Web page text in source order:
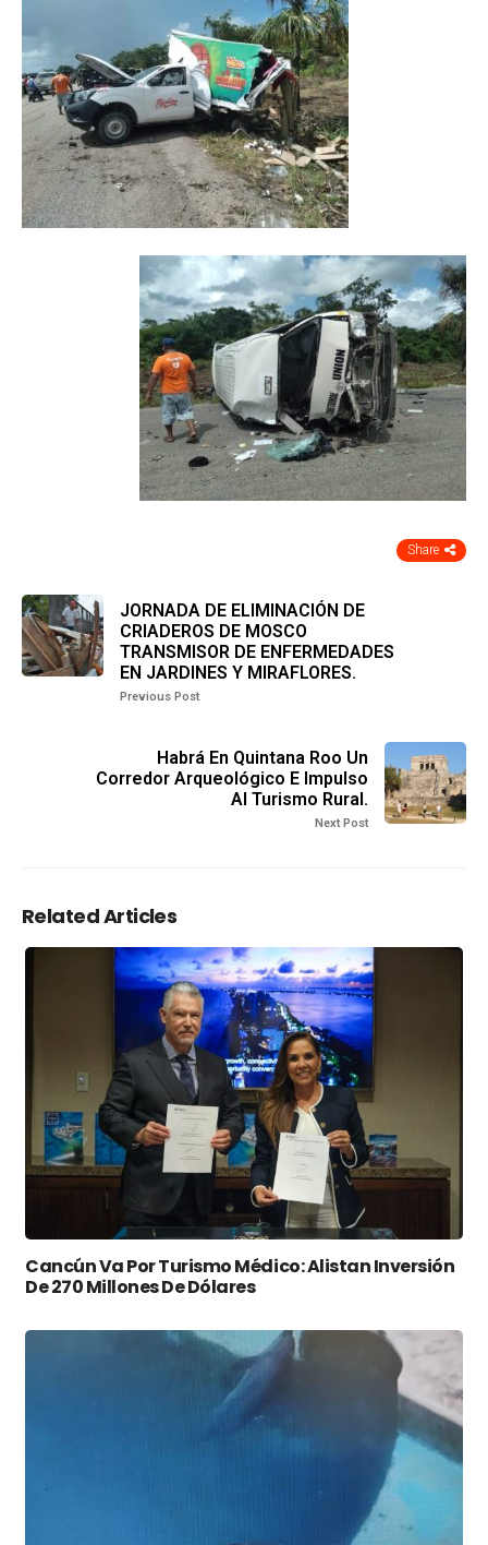
Share
JORNADA DE ELIMINACIÓN DE
CRIADEROS DE MOSCO
TRANSMISOR DE ENFERMEDADES
EN JARDINES Y MIRAFLORES.
Previous Post
Habrá En Quintana Roo Un
Corredor Arqueológico E Impulso
Al Turismo Rural.
Next Post
Related Articles
Cancún Va Por Turismo Médico: Alistan Inversión
De 270 Millones De Dólares